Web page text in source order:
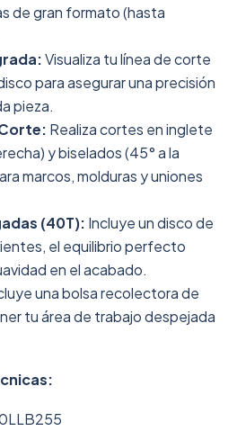
de gran formato (hasta
Visualiza tu línea de corte
para asegurar una precisión
pieza.
Realiza cortes en inglete
y biselados (45° a la
marcos, molduras y uniones
(40T): Incluye un disco de
el equilibrio perfecto
en el acabado.
una bolsa recolectora de
tu área de trabajo despejada